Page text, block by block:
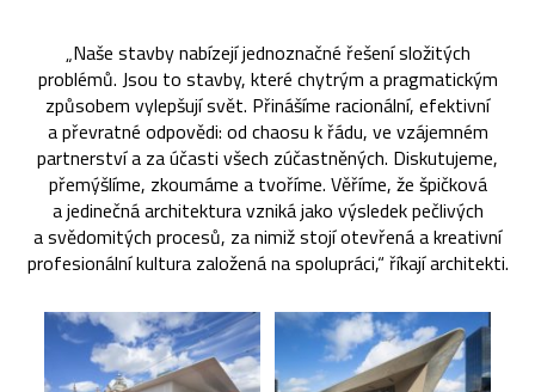
„Naše stavby nabízejí jednoznačné řešení složitých
problémů. Jsou to stavby, které chytrým a pragmatickým
způsobem vylepšují svět. Přinášíme racionální, efektivní
a převratné odpovědi: od chaosu k řádu, ve vzájemném
partnerství a za účasti všech zúčastněných. Diskutujeme,
přemýšlíme, zkoumáme a tvoříme. Věříme, že špičková
a jedinečná architektura vzniká jako výsledek pečlivých
a svědomitých procesů, za nimiž stojí otevřená a kreativní
profesionální kultura založená na spolupráci,“ říkají architekti.